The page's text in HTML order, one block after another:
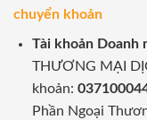
chuyển khoản
Tài khoản Doanh
THƯƠNG MẠI
khoản:
Phần Ngoại